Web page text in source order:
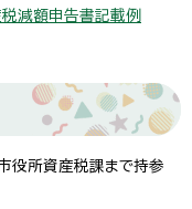
減額申告書記載例
役所資産税課まで持参